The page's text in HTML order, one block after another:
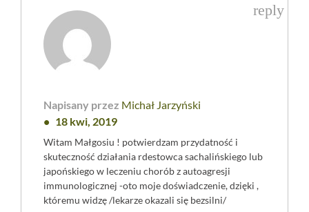
Napisany przez Michał Jarzyński
18 kwi, 2019
Witam Małgosiu ! potwierdzam przydatność i
skuteczność działania rdestowca sachalińskiego lub
japońskiego w leczeniu chorób z autoagresji
immunologicznej -oto moje doświadczenie, dzięki ,
któremu widzę /lekarze okazali się bezsilni/
reply